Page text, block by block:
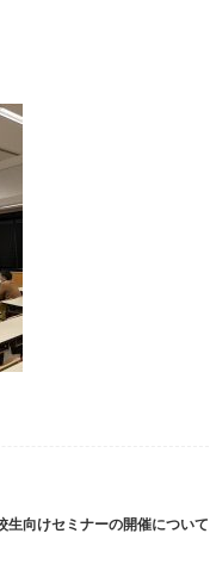
生向けセミナーの開催について